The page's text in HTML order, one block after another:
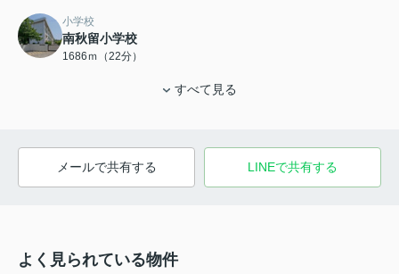
小学校
南秋留小学校
1686ｍ（22分）
すべて見る
メールで共有する LINEで共有する
よく見られている物件